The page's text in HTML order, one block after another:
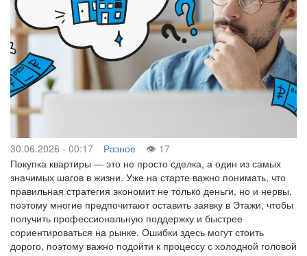
30.06.2026 - 00:17 Разное
17
Покупка квартиры — это не просто сделка, а один из самых
значимых шагов в жизни. Уже на старте важно понимать, что
правильная стратегия экономит не только деньги, но и нервы,
поэтому многие предпочитают оставить заявку в Этажи, чтобы
получить профессиональную поддержку и быстрее
сориентироваться на рынке. Ошибки здесь могут стоить
дорого, поэтому важно подойти к процессу с холодной головой